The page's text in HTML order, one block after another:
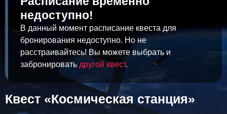
недоступно!
В данный момент расписание квеста для
бронирования недоступно. Но не
расстраивайтесь! Вы можете выбрать и
забронировать другой квест.
Квест «Космическая станция»